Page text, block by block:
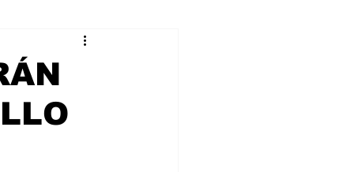
Indaba Editorial